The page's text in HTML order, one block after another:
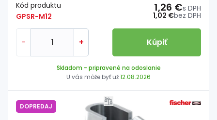
Kód produktu
GPSR-M12
1,02 €bez DPH
1,26 €s DPH
- + Kúpiť
Skladom - pripravené na odoslanie
U vás môže byť už12.08.2026
DOPREDAJ